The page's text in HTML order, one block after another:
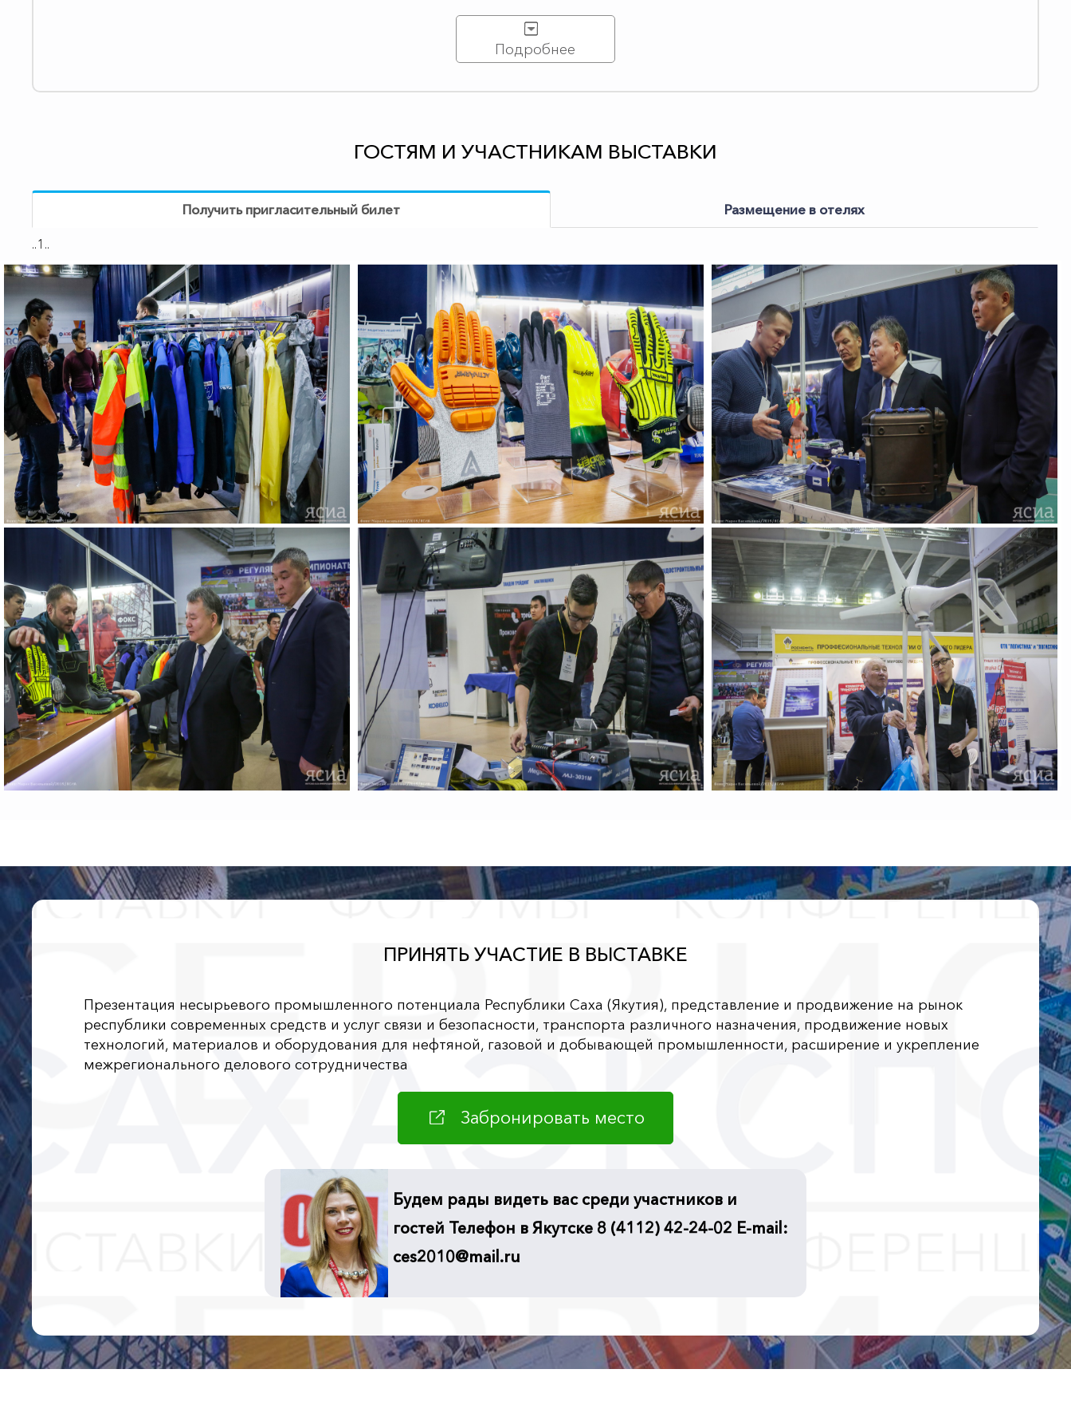
Подробнее
ГОСТЯМ И УЧАСТНИКАМ ВЫСТАВКИ
Получить пригласительный билет Размещение в отелях
..1..
ПРИНЯТЬ УЧАСТИЕ В ВЫСТАВКЕ
Презентация несырьевого промышленного потенциала Республики Саха (Якутия), представление и продвижение на рынок
республики современных средств и услуг связи и безопасности, транспорта различного назначения, продвижение новых
технологий, материалов и оборудования для нефтяной, газовой и добывающей промышленности, расширение и укрепление
межрегионального делового сотрудничества
Забронировать место
Будем рады видеть вас среди участников и
гостей Телефон в Якутске 8 (4112) 42-24-02 Е-mail:
ces2010@mail.ru